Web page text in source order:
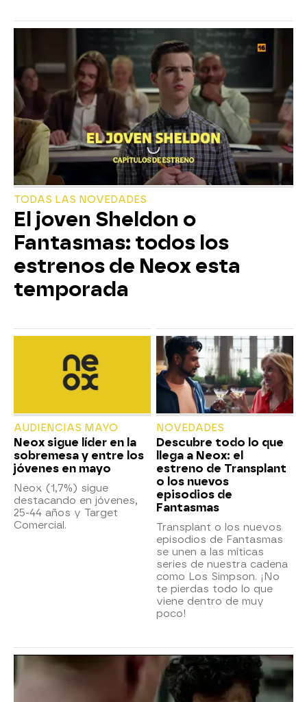
TODAS LAS NOVEDADES
El joven Sheldon o
Fantasmas: todos los
estrenos de Neox esta
temporada
AUDIENCIAS MAYO
Neox sigue líder en la
sobremesa y entre los
jóvenes en mayo
Neox (1,7%) sigue
destacando en jóvenes,
25-44 años y Target
Comercial.
NOVEDADES
Descubre todo lo que
llega a Neox: el
estreno de Transplant
o los nuevos
episodios de
Fantasmas
Transplant o los nuevos
episodios de Fantasmas
se unen a las míticas
series de nuestra cadena
como Los Simpson. ¡No
te pierdas todo lo que
viene dentro de muy
poco!